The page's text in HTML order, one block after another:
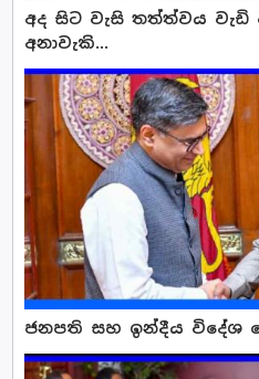
අද සිට වැසි තත්ත්වය
අනාවැකි...
ජනපති සහ ඉන්දීය විදේශ